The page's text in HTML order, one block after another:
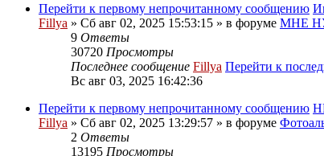
Перейти к первому непрочитанному сообщению
Fillya » Сб авг 02, 2025 15:53:15 » в форуме МНЕ
9 Ответы
30720 Просмотры
Последнее сообщение Fillya Перейти к
Вс авг 03, 2025 16:42:36
Перейти к первому непрочитанному сообщению
Fillya » Сб авг 02, 2025 13:29:57 » в форуме
2 Ответы
13195 Просмотры